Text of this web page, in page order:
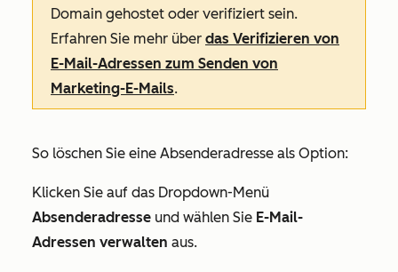
Domain gehostet oder verifiziert sein.
Erfahren Sie mehr über das Verifizieren von
E-Mail-Adressen zum Senden von
Marketing-E-Mails.
So löschen Sie eine Absenderadresse als Option:
Klicken Sie auf das Dropdown-Menü
Absenderadresse und wählen Sie E-Mail-
Adressen verwalten aus.